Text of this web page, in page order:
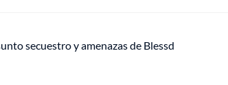
secuestro y amenazas de Blessd